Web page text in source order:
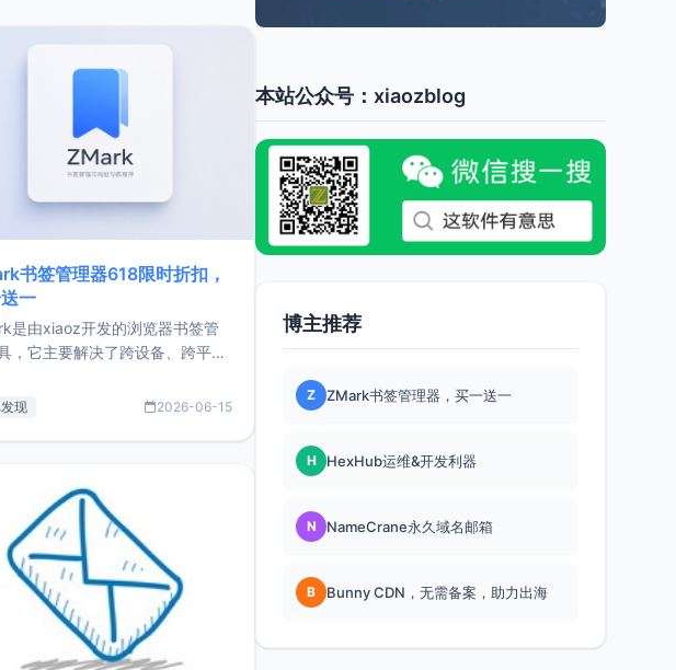
书签管理器618限时折扣，
一
是由xiaoz开发的浏览器书签管
，它主要解决了跨设备、跨平
一处部署、随处访问。同时，它还
使用Bun + Hono.js
现 2026-06-15
本站公众号：xiaozblog
博主推荐
Z ZMark书签管理器，买一送一
H HexHub运维&开发利器
N NameCrane永久域名邮箱
B Bunny CDN，无需备案，助力出海